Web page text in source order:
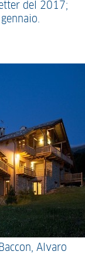
del 2017;
gennaio.
Alvaro